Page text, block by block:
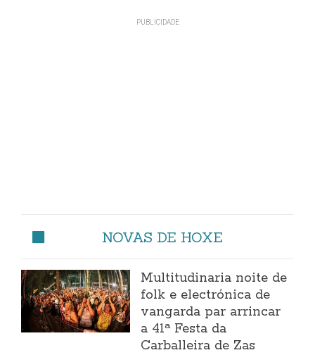
NOVAS DE HOXE
Multitudinaria noite de
folk e electrónica de
vangarda par arrincar
a 41ª Festa da
Carballeira de Zas